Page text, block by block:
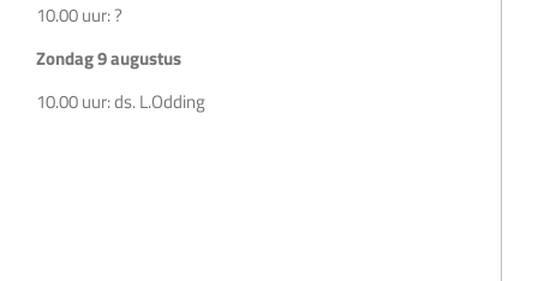
10.00 uur: ?
Zondag 9 augustus
10.00 uur: ds. L.Odding